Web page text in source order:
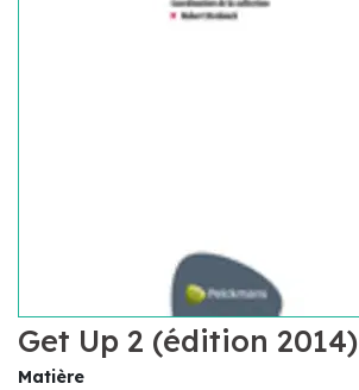
Get Up 2 (édition 2014)
Matière